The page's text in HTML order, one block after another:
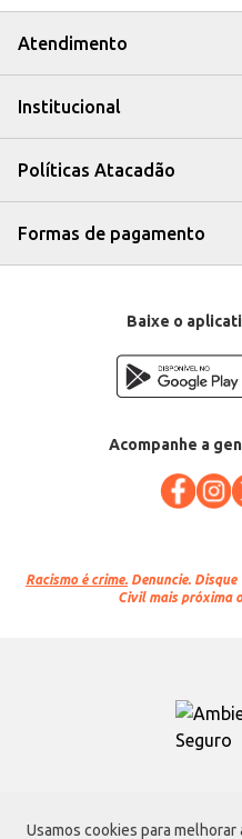
Usamos cookies para
Atendimento
Institucional
Políticas Atacadão
Formas de pagamento
Baixe o
Acompanhe a
Racismo é crime. Denuncie.
Civil mais próxima